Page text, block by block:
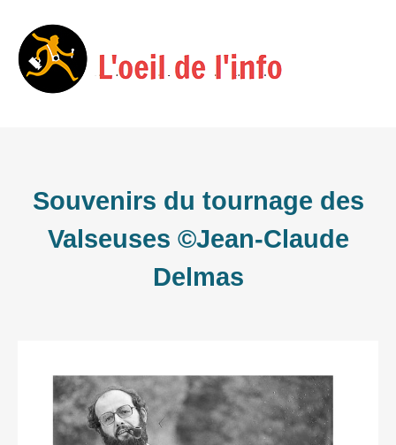
Skip
to
Souvenirs du tournage des
Valseuses ©Jean-Claude
Delmas